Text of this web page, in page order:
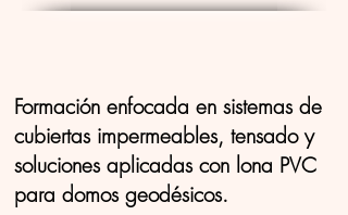
Formación enfocada en sistemas de
cubiertas impermeables, tensado y
soluciones aplicadas con lona PVC
para domos geodésicos.